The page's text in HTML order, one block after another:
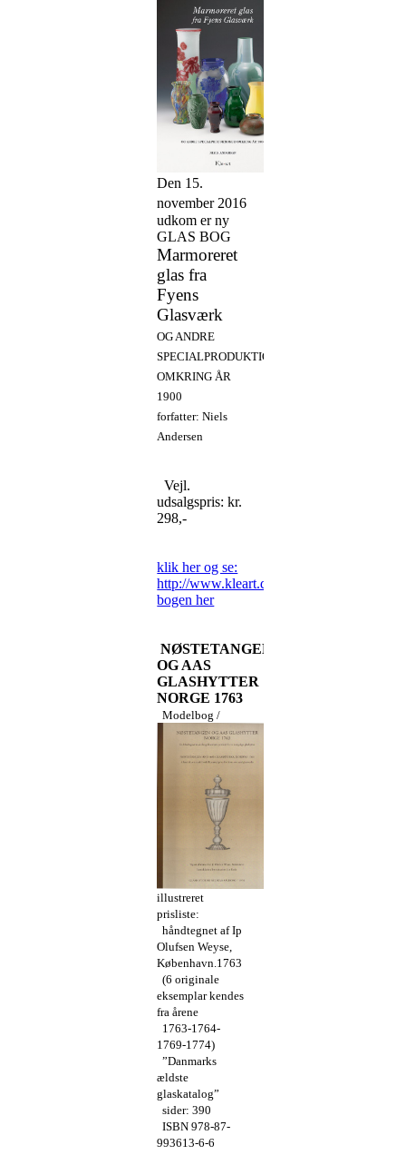
Den 15.
november 2016
udkom er ny
GLAS BOG
Marmoreret
glas fra
Fyens
Glasværk
OG ANDRE
SPECIALPRODUKTIONER
OMKRING ÅR
1900
forfatter: Niels
Andersen
Vejl.
udsalgspris: kr.
298,-
klik her og se:
http://www.kleart.dk/bestil-
bogen her
NØSTETANGEN
OG AAS
GLASHYTTER
NORGE 1763
Modelbog /
illustreret
prisliste:
håndtegnet af Ip
Olufsen Weyse,
København.1763
(6 originale
eksemplar kendes
fra årene
1763-1764-
1769-1774)
”Danmarks
ældste
glaskatalog”
sider: 390
ISBN 978-87-
993613-6-6